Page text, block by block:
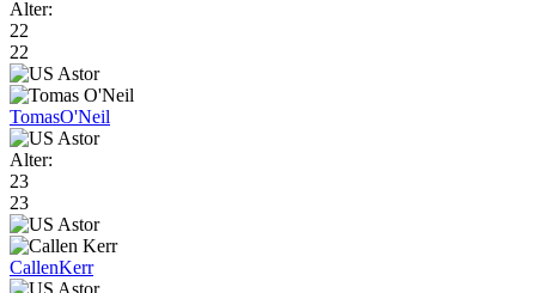
Alter:
22
22
TomasO'Neil
Alter:
23
23
CallenKerr